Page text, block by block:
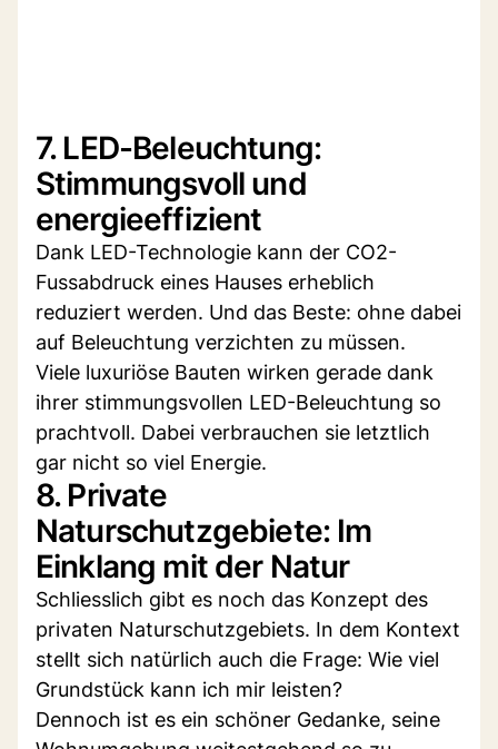
7. LED-Beleuchtung:
Stimmungsvoll und
energieeffizient
Dank LED-Technologie kann der CO2-
Fussabdruck eines Hauses erheblich
reduziert werden. Und das Beste: ohne dabei
auf Beleuchtung verzichten zu müssen.
Viele luxuriöse Bauten wirken gerade dank
ihrer stimmungsvollen LED-Beleuchtung so
prachtvoll. Dabei verbrauchen sie letztlich
gar nicht so viel Energie.
8. Private
Naturschutzgebiete: Im
Einklang mit der Natur
Schliesslich gibt es noch das Konzept des
privaten Naturschutzgebiets. In dem Kontext
stellt sich natürlich auch die Frage: Wie viel
Grundstück kann ich mir leisten?
Dennoch ist es ein schöner Gedanke, seine